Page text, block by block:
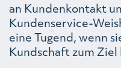
an Kundenkontakt
Kundenservice-
eine Tugend, wenn
Kundschaft zum Ziel